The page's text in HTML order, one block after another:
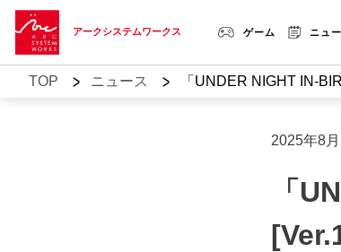
アークシステムワークス ゲーム ニュ
TOP > ニュース > 「UNDER NIGHT IN-
2025年8月
「